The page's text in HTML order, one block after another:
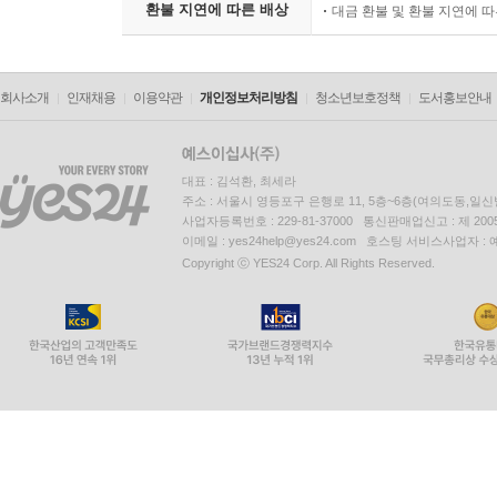
환불 지연에 따른 배상 대금 환불 및 환불 지연에
회사소개 인재채용 이용약관 개인정보처리방침 청소년보호정책 도서홍보안내
대표 : 김석환, 최세라
주소 : 서울시 영등포구 은행로 11, 5층~6층(여의도동,일신
사업자등록번호 : 229-81-37000 통신판매업신고 : 제
이메일 : yes24help@yes24.com 호스팅 서비스사업자 :
Copyright ⓒ YES24 Corp. All Rights Reserved.